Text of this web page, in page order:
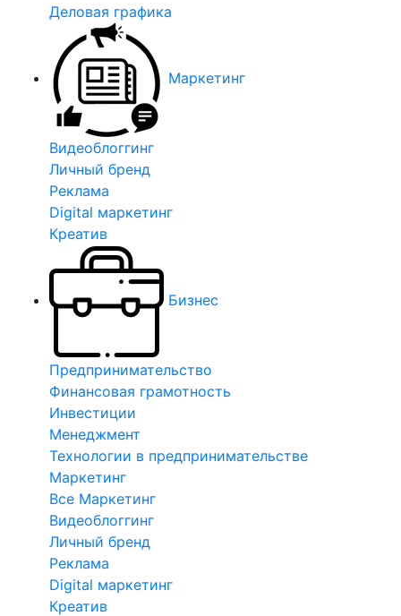
Деловая графика
Маркетинг
Видеоблоггинг
Личный бренд
Реклама
Digital маркетинг
Креатив
Бизнес
Предпринимательство
Финансовая грамотность
Инвестиции
Менеджмент
Технологии в предпринимательстве
Маркетинг
Все Маркетинг
Видеоблоггинг
Личный бренд
Реклама
Digital маркетинг
Креатив